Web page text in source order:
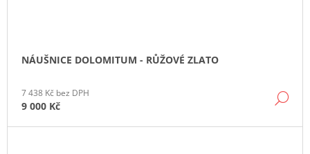
NÁUŠNICE DOLOMITUM - RŮŽOVÉ ZLATO
7 438 Kč bez DPH
9 000 Kč